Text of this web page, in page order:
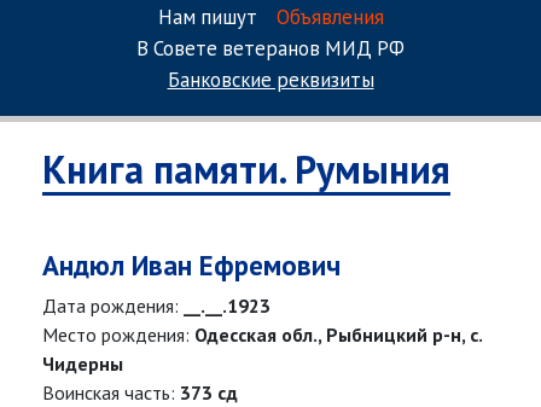
Нам пишут
Объявления
В Совете ветеранов МИД РФ
Банковские реквизиты
Книга памяти. Румыния
Андюл Иван Ефремович
Дата рождения:
__.__.1923
Место рождения: Одесская обл., Рыбницкий р-н, с.
Чидерны
Воинская часть: 373 сд